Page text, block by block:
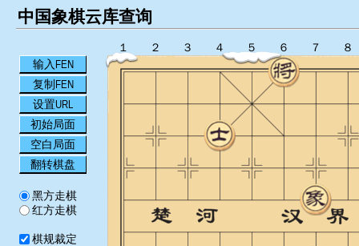
中国象棋云库查询
输入FEN
复制FEN
设置URL
初始局面
空白局面
翻转棋盘
黑方走棋
红方走棋
棋规裁定
１ ２ ３ ４ ５ ６ ７ ８